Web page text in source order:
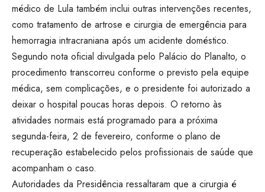
médico de Lula também inclui outras intervenções recentes,
como tratamento de artrose e cirurgia de emergência para
hemorragia intracraniana após um acidente doméstico.
Segundo nota oficial divulgada pelo Palácio do Planalto, o
procedimento transcorreu conforme o previsto pela equipe
médica, sem complicações, e o presidente foi autorizado a
deixar o hospital poucas horas depois. O retorno às
atividades normais está programado para a próxima
segunda-feira, 2 de fevereiro, conforme o plano de
recuperação estabelecido pelos profissionais de saúde que
acompanham o caso.
Autoridades da Presidência ressaltaram que a cirurgia é